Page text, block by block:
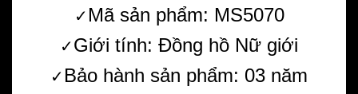
✓ Mã sản phẩm: MS5070
✓Giới tính: Đồng hồ Nữ giới
✓ Bảo hành sản phẩm: 03 năm